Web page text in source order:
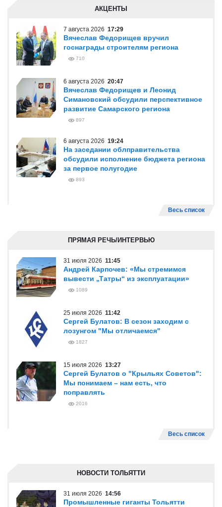
АКЦЕНТЫ
7 августа 2026 17:29
Вячеслав Федорищев вручил
госнаграды строителям региона
710
6 августа 2026 20:47
Вячеслав Федорищев и Леонид
Симановский обсудили перспективное
развитие Самарского региона
897
6 августа 2026 19:24
На заседании облправительства
обсудили исполнение бюджета региона
за первое полугодие
893
Весь список
ПРЯМАЯ РЕЧЬ/ИНТЕРВЬЮ
31 июля 2026 11:45
Андрей Карпочев: «Мы стремимся
вывести „Татры“ из эксплуатации»
1089
25 июля 2026 11:42
Сергей Булатов: В сезон заходим с
лозунгом "Мы отличаемся"
1827
15 июля 2026 13:27
Сергей Булатов о "Крыльях Советов":
Мы понимаем – нам есть, что
поправлять
2016
Весь список
НОВОСТИ ТОЛЬЯТТИ
31 июля 2026 14:56
Промышленные гиганты Тольятти